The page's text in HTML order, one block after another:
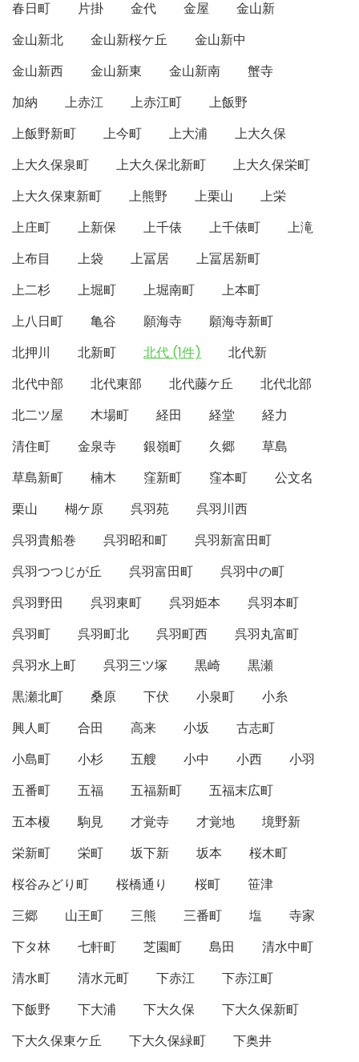
春日町 片掛 金代 金屋
金山新
金山新北
金山新桜ケ丘
金山新中
金山新西
金山新東 金山新南
蟹寺
加納
上赤江 上赤江町
上飯野
上飯野新町
上今町 上大浦
上大久保
上大久保泉町
上大久保北新町
上大久保栄町
上大久保東新町
上熊野 上栗山
上栄
上庄町
上新保 上千俵 上千俵町
上滝
上布目
上袋 上冨居
上冨居新町
上二杉
上堀町 上堀南町
上本町
上八日町
亀谷 願海寺
願海寺新町
北押川
北新町 北代 (1件)
北代新
北代中部
北代東部 北代藤ケ丘
北代北部
北二ツ屋
木場町 経田 経堂
経力
清住町
金泉寺 銀嶺町 久郷
草島
草島新町
楠木 窪新町 窪本町
公文名
栗山
楜ケ原 呉羽苑
呉羽川西
呉羽貴船巻
呉羽昭和町
呉羽新富田町
呉羽つつじが丘
呉羽富田町
呉羽中の町
呉羽野田
呉羽東町 呉羽姫本
呉羽本町
呉羽町
呉羽町北 呉羽町西
呉羽丸富町
呉羽水上町
呉羽三ツ塚 黒崎
黒瀬
黒瀬北町
桑原 下伏 小泉町
小糸
興人町
合田 高来 小坂
古志町
小島町
小杉 五艘 小中 小西
小羽
五番町
五福 五福新町
五福末広町
五本榎
駒見 才覚寺 才覚地
境野新
栄新町
栄町 坂下新 坂本
桜木町
桜谷みどり町
桜橋通り 桜町
笹津
三郷
山王町 三熊 三番町 塩
寺家
下タ林
七軒町 芝園町 島田
清水中町
清水町
清水元町 下赤江
下赤江町
下飯野
下大浦 下大久保
下大久保新町
下大久保東ケ丘
下大久保緑町
下奥井